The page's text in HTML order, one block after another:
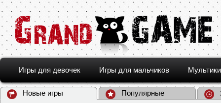
Игры для девочек Игры для мальчиков Мультики
Новые игры Популярные